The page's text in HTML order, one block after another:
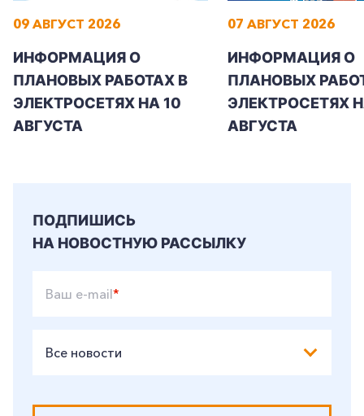
09 АВГУСТ 2026
ИНФОРМАЦИЯ О
ПЛАНОВЫХ РАБОТАХ В
ЭЛЕКТРОСЕТЯХ НА 10
АВГУСТА
07 АВГУСТ 2026
ИНФОРМАЦИЯ О
ПЛАНОВЫХ
ЭЛЕКТРОСЕТЯХ
АВГУСТА
ПОДПИШИСЬ
НА НОВОСТНУЮ РАССЫЛКУ
Ваш e-mail*
Все новости